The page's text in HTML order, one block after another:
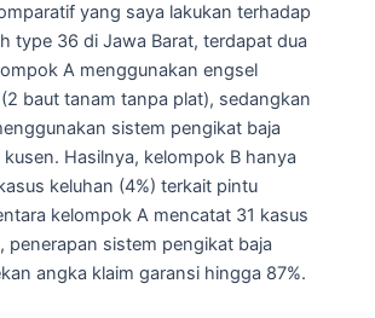
yang saya lakukan terhadap
type 36 di Jawa Barat, terdapat dua
A menggunakan engsel
baut tanam tanpa plat), sedangkan
sistem pengikat baja
Hasilnya, kelompok B hanya
keluhan (4%) terkait pintu
kelompok A mencatat 31 kasus
penerapan sistem pengikat baja
angka klaim garansi hingga 87%.